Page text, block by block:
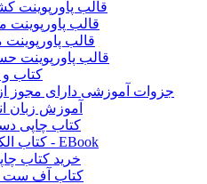
قالب پاورپوینت
قالب پاورپوینت
قالب
قالب پاورپوینت
کتاب
جزوات آموزشی دارای مجوز از
آموزش زبان
کتاب چاپی
کتاب الکترونیک - EBook
خرید کتاب
کتاب آف ست